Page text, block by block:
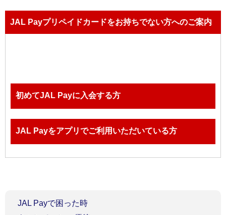
JAL Payプリペイドカードをお持ちでない方へのご案内
初めてJAL Payに入会する方
JAL Payをアプリでご利用いただいている方
JAL Payで困った時